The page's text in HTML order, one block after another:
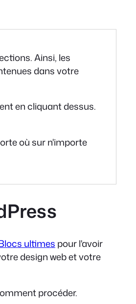
Ainsi, les
dans votre
en cliquant dessus.
où sur n'importe
ultimes pour l'avoir
design web et votre
procéder.